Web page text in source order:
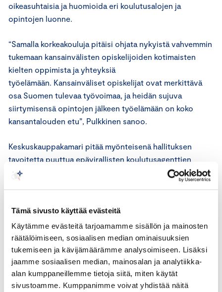
Tämä sivusto käyttää evästeitä
Käytämme evästeitä tarjoamamme sisällön ja mainosten
räätälöimiseen, sosiaalisen median ominaisuuksien
tukemiseen ja kävijämäärämme analysoimiseen. Lisäksi
jaamme sosiaalisen median, mainosalan ja analytiikka-
alan kumppaneillemme tietoja siitä, miten käytät
sivustoamme. Kumppanimme voivat yhdistää näitä
oikeasuhtaisia ja huomioida eri koulutusalojen ja
opintojen luonne.
“Samalla korkeakouluja pitäisi ohjata nykyistä vahvemmin
tukemaan kansainvälisten opiskelijoiden kotimaisten
kielten oppimista ja yhteyksiä
työelämään. Kansainväliset opiskelijat ovat merkittävä
osa Suomen tulevaa työvoimaa, ja heidän sujuva
siirtymisensä opintojen jälkeen työelämään on koko
kansantalouden etu”, Pulkkinen sanoo.
Keskuskauppakamari pitää myönteisenä hallituksen
tavoitetta puuttua epävirallisten koulutusagenttien
toimintaan. Yhteiset pelisäännöt ja korkeakoulujen
vastuullinen rooli rekrytoinnissa parantavat Suomen
“Sääntelyn on tuettava sekä opiskelijoiden oikeuksia että
Suomen pitkän aikavälin osaajatarpeita. Näiden
tavoitteiden ei tarvitse olla
ristiriidassa”, Pulkkinen sanoo.
Pulkkinen muistuttaa, että samalla kun opiskelijoita